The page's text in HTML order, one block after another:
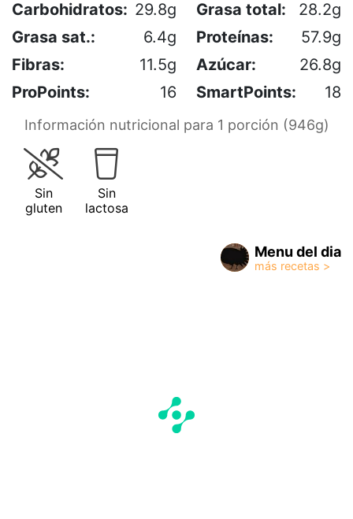
Carbohidratos: 29.8g Grasa total:
28.2g
Grasa sat.:
6.4g Proteínas:
57.9g
Fibras:
11.5g Azúcar:
26.8g
ProPoints:
16 SmartPoints: 18
Información nutricional para 1 porción (946g)
Sin
gluten
Sin
lactosa
Menu del dia